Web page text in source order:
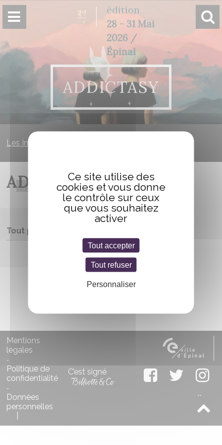
édition
28 - 31 Mai
2026 /
Épinal
ADDICTASY
Les Imaginales
ADDICTASY
Tout public
Entrée libre
Mentions
légales
-
Politique de
confidentialité
-
Données
personnelles
C’est signé
Panneau de gestion des cookies
Ce site utilise des
cookies et vous donne
le contrôle sur ceux
que vous souhaitez
activer
Tout accepter
Tout refuser
Personnaliser